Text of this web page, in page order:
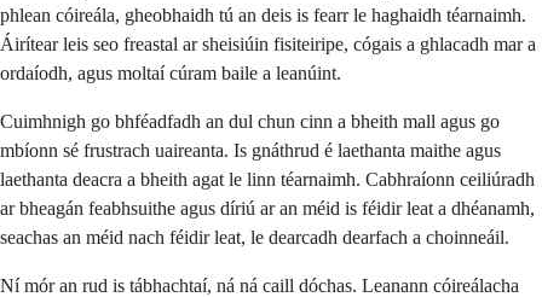
phlean cóireála, gheobhaidh tú an deis is fearr le haghaidh téarnaimh.
Áirítear leis seo freastal ar sheisiúin fisiteiripe, cógais a ghlacadh mar a
ordaíodh, agus moltaí cúram baile a leanúint.
Cuimhnigh go bhféadfadh an dul chun cinn a bheith mall agus go
mbíonn sé frustrach uaireanta. Is gnáthrud é laethanta maithe agus
laethanta deacra a bheith agat le linn téarnaimh. Cabhraíonn ceiliúradh
ar bheagán feabhsuithe agus díriú ar an méid is féidir leat a dhéanamh,
seachas an méid nach féidir leat, le dearcadh dearfach a choinneáil.
Ní mór an rud is tábhachtaí, ná ná caill dóchas. Leanann cóireálacha